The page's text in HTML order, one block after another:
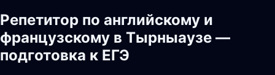
Репетитор по английскому и
французскому в Тырныаузе —
подготовка к ЕГЭ